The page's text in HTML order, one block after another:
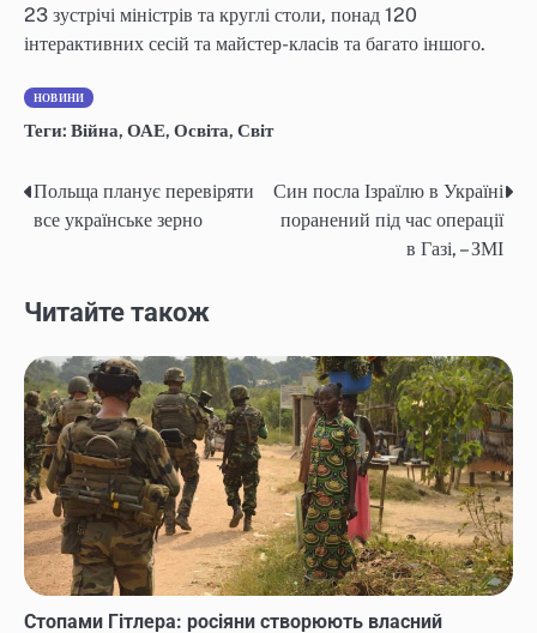
23 зустрічі міністрів та круглі столи, понад 120
інтерактивних сесій та майстер-класів та багато іншого.
НОВИНИ
Теги: Війна, ОАЕ, Освіта, Світ
Post
navigation
Польща планує перевіряти
все українське зерно
Син посла Ізраїлю в Україні
поранений під час операції
в Газі, – ЗМІ
Читайте також
Стопами Гітлера: росіяни створюють власний